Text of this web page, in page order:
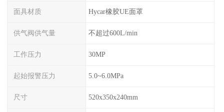
面具材质 Hycar橡胶UE面罩
供气阀供气量 不超过600L/min
工作压力 30MP
起始报警压力 5.0~6.0MPa
尺寸 520x350x240mm